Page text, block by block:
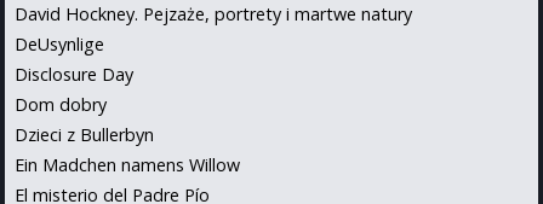
David Hockney. Pejzaże, portrety i martwe natury
DeUsynlige
Disclosure Day
Dom dobry
Dzieci z Bullerbyn
Ein Madchen namens Willow
El misterio del Padre Pío